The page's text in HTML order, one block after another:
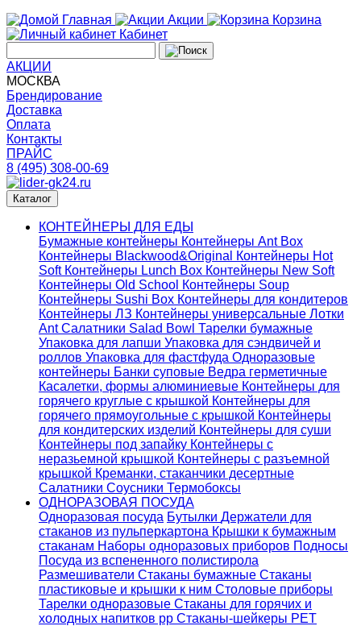
Главная
Акции
Корзина
Кабинет
АКЦИИ
МОСКВА
Брендирование
Доставка
Оплата
Контакты
ПРАЙС
8 (495) 308-00-69
Каталог
КОНТЕЙНЕРЫ ДЛЯ ЕДЫ
Бумажные контейнеры Контейнеры Ant Box
Контейнеры Blackwood&Original
Контейнеры Hot
Soft Контейнеры Lunch Box Контейнеры New Soft
Контейнеры Old School Контейнеры Soup
Контейнеры Sushi Box Контейнеры для кондитеров
Контейнеры ЛЗ Контейнеры универсальные Лотки
AntСалатники Salad Bowl Тарелки бумажные
Упаковка для лапши Упаковка для сэндвичей и
роллов Упаковка для фастфуда Одноразовые
контейнеры Банки суповые Ведра герметичные
Касалетки, формы алюминиевые Контейнеры для
горячего круглые с крышкой Контейнеры для
горячего прямоугольные с крышкой Контейнеры
для кондитерских изделий Контейнеры для суши
Контейнеры под запайку Контейнеры с
неразьемной крышкой Контейнеры с разъемной
крышкой Креманки, стаканчики десертные
Салатники Соусники Термобоксы
ОДНОРАЗОВАЯ ПОСУДА
Одноразовая посуда Бутылки Держатели для
стаканов из пульперкартона Крышки к бумажным
стаканам Наборы одноразовых приборов Подносы
Посуда из вспененного полистирола
Размешиватели Стаканы бумажные Стаканы
пластиковые и крышки к ним Столовые приборы
Тарелки одноразовые Стаканы для горячих и
холодных напитков pp Стаканы-шейкеры PET